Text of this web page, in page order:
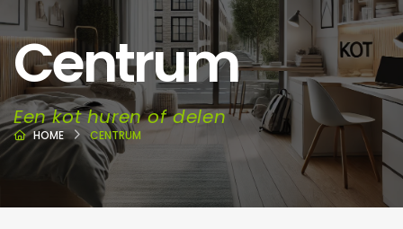
Centrum
Een kot huren of delen
HOME CENTRUM